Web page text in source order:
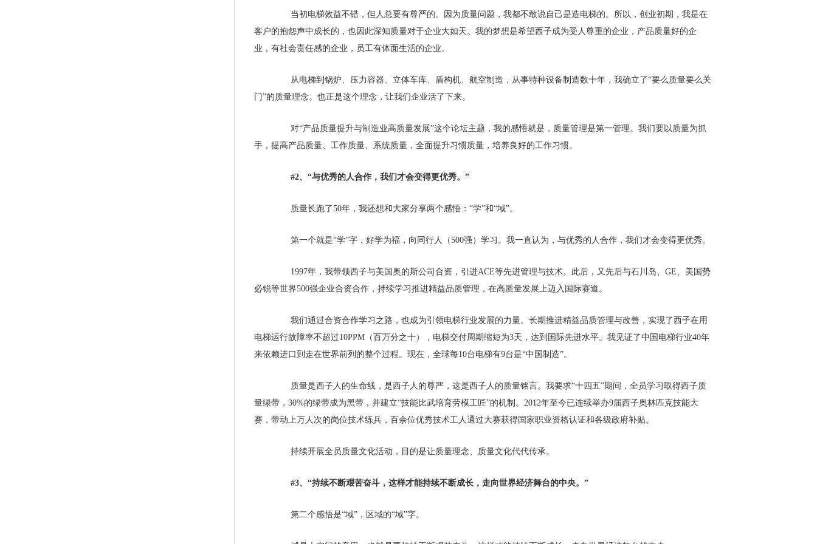
当初电梯效益不错，但人总要有尊严的。因为质量问题，我都不敢说自己是造电梯的。所以，创业初期，我是在
客户的抱怨声中成长的，也因此深知质量对于企业大如天。我的梦想是希望西子成为受人尊重的企业，产品质量好的企
业，有社会责任感的企业，员工有体面生活的企业。
从电梯到锅炉、压力容器、立体车库、盾构机、航空制造，从事特种设备制造数十年，我确立了“要么质量要么关
门”的质量理念。也正是这个理念，让我们企业活了下来。
对“产品质量提升与制造业高质量发展”这个论坛主题，我的感悟就是，质量管理是第一管理。我们要以质量为抓
手，提高产品质量、工作质量、系统质量，全面提升习惯质量，培养良好的工作习惯。
#2、 “与优秀的人合作，我们才会变得更优秀。”
质量长跑了50年，我还想和大家分享两个感悟：“学”和“域”。
第一个就是“学”字，好学为福，向同行人（500强）学习。我一直认为，与优秀的人合作，我们才会变得更优秀。
1997年，我带领西子与美国奥的斯公司合资，引进ACE等先进管理与技术。此后，又先后与石川岛、GE、美国势
必锐等世界500强企业合资合作，持续学习推进精益品质管理，在高质量发展上迈入国际赛道。
我们通过合资合作学习之路，也成为引领电梯行业发展的力量。长期推进精益品质管理与改善，实现了西子在用
电梯运行故障率不超过10PPM（百万分之十），电梯交付周期缩短为3天，达到国际先进水平。我见证了中国电梯行业40年
来依赖进口到走在世界前列的整个过程。现在，全球每10台电梯有9台是“中国制造”。
质量是西子人的生命线，是西子人的尊严，这是西子人的质量铭言。我要求“十四五”期间，全员学习取得西子质
量绿带，30%的绿带成为黑带，并建立“技能比武培育劳模工匠”的机制。2012年至今已连续举办9届西子奥林匹克技能大
赛，带动上万人次的岗位技术练兵，百余位优秀技术工人通过大赛获得国家职业资格认证和各级政府补贴。
持续开展全员质量文化活动，目的是让质量理念、质量文化代代传承。
#3、 “持续不断艰苦奋斗，这样才能持续不断成长，走向世界经济舞台的中央。”
第二个感悟是“域”，区域的“域”字。